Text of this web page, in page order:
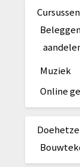
Cursussen
Muziek
Online